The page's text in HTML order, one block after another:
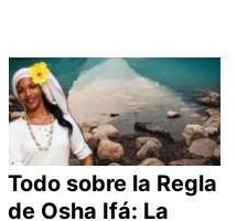
Todo sobre la Regla
de Osha Ifá: La